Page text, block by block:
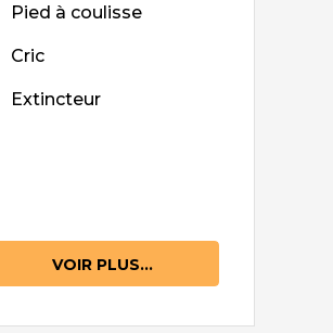
Pied à coulisse
Cric
Extincteur
VOIR PLUS...